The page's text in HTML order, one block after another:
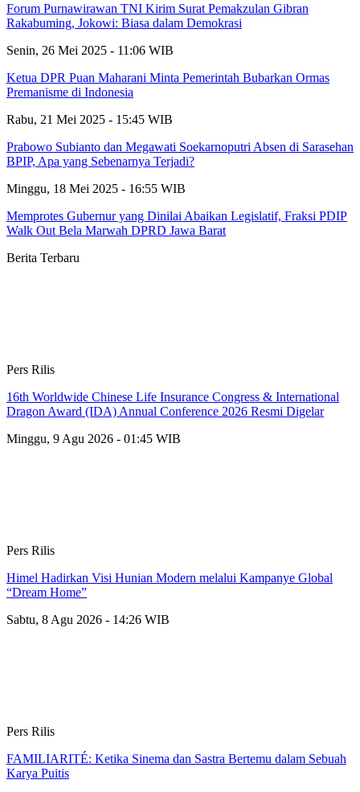
Forum Purnawirawan TNI Kirim Surat Pemakzulan Gibran
Rakabuming, Jokowi: Biasa dalam Demokrasi
Senin, 26 Mei 2025 - 11:06 WIB
Ketua DPR Puan Maharani Minta Pemerintah Bubarkan Ormas
Premanisme di Indonesia
Rabu, 21 Mei 2025 - 15:45 WIB
Prabowo Subianto dan Megawati Soekarnoputri Absen di Sarasehan
BPIP, Apa yang Sebenarnya Terjadi?
Minggu, 18 Mei 2025 - 16:55 WIB
Memprotes Gubernur yang Dinilai Abaikan Legislatif, Fraksi PDIP
Walk Out Bela Marwah DPRD Jawa Barat
Berita Terbaru
Pers Rilis
16th Worldwide Chinese Life Insurance Congress & International
Dragon Award (IDA) Annual Conference 2026 Resmi Digelar
Minggu, 9 Agu 2026 - 01:45 WIB
Pers Rilis
Himel Hadirkan Visi Hunian Modern melalui Kampanye Global
“Dream Home”
Sabtu, 8 Agu 2026 - 14:26 WIB
Pers Rilis
FAMILIARITÉ: Ketika Sinema dan Sastra Bertemu dalam Sebuah
Karya Puitis